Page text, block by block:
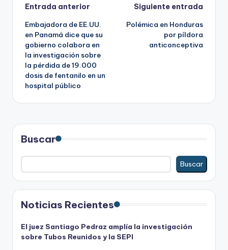
Navegación
de
entradas
Entrada anterior
Embajadora de EE.UU.
en Panamá dice que su
gobierno colabora en
la investigación sobre
la pérdida de 19.000
dosis de fentanilo en un
hospital público
Siguiente entrada
Polémica en Honduras
por píldora
anticonceptiva
Buscar
Buscar
Noticias Recientes
El juez Santiago Pedraz amplía la investigación
sobre Tubos Reunidos y la SEPI